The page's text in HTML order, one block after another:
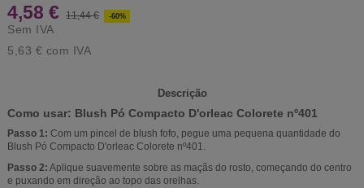
4,58 € 11,44 € -60%
Sem IVA
5,63 € com IVA
Descrição
Como usar: Blush Pó Compacto D'orleac Colorete nº401
Passo 1: Com um pincel de blush fofo, pegue uma pequena quantidade do
Blush Pó Compacto D'orleac Colorete nº401.
Passo 2: Aplique suavemente sobre as maçãs do rosto, começando do centro
e puxando em direção ao topo das orelhas.